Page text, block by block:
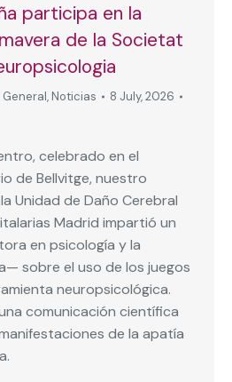
participa en la
de la Societat
General, Noticias
8 July, 2026
celebrado en el
de Bellvitge, nuestro
Unidad de Daño Cerebral
Madrid impartió un
en psicología y la
sobre el uso de los juegos
neuropsicológica.
comunicación científica
de la apatía